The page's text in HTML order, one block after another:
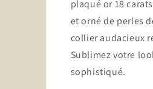
plaqué or 18
et orné de perles
collier audacieux
Sublimez votre
sophistiqué.